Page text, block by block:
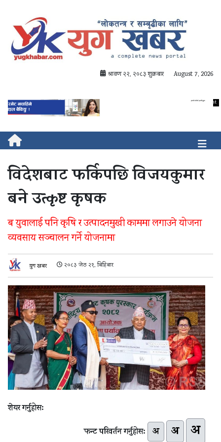
श्रावण २२, २०८३ शुक्रबार August 7, 2026
विदेशबाट फर्किपछि विजयकुमार
बने उत्कृष्ट कृषक
ब युवालाई पनि कृषि र उत्पादनमुखी काममा लगाउने योजना
व्यवसाय सञ्चालन गर्ने योजनामा
युग खबर २०८३ जेठ २१, बिहिबार
शेयर गर्नुहोस:
फन्ट परिवर्तन गर्नुहोस: अ अ अ